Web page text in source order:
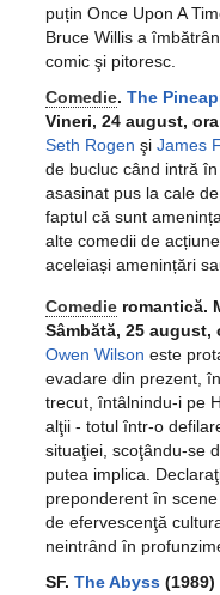
puțin Once Upon A
Bruce Willis a
comic şi pitoresc.
Comedie. The
Vineri, 24 august,
Seth Rogen şi James
de bucluc când intră
asasinat pus la cale
faptul că sunt
alte comedii de
aceleiași amenințări
Comedie romantică.
Sâmbătă, 25 august,
Owen Wilson este
evadare din prezent,
trecut, întâlnindu-i pe
alţii - totul într-o
situaţiei, scoţându-se
putea implica.
preponderent în
de efervescenţă
neintrând în
SF. The Abyss (1989)